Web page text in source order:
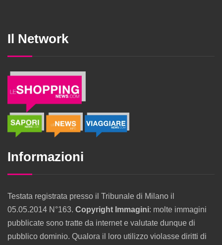
Il Network
Informazioni
Testata registrata presso il Tribunale di Milano il
05.05.2014 N°163. Copyright Immagini: molte immagini
pubblicate sono tratte da internet e valutate dunque di
pubblico dominio. Qualora il loro utilizzo violasse diritti di